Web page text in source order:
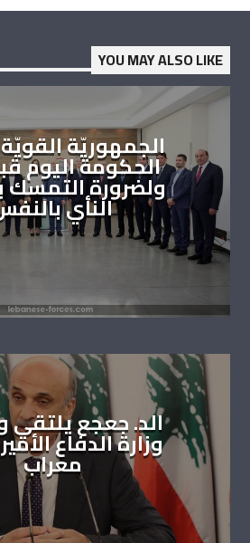
YOU MAY ALSO LIKE
الجمهوريّة
الحكومة اليوم
ولضرورة
النأي
الد. جعجع يلتقي
وزارة الدفاع
معراب